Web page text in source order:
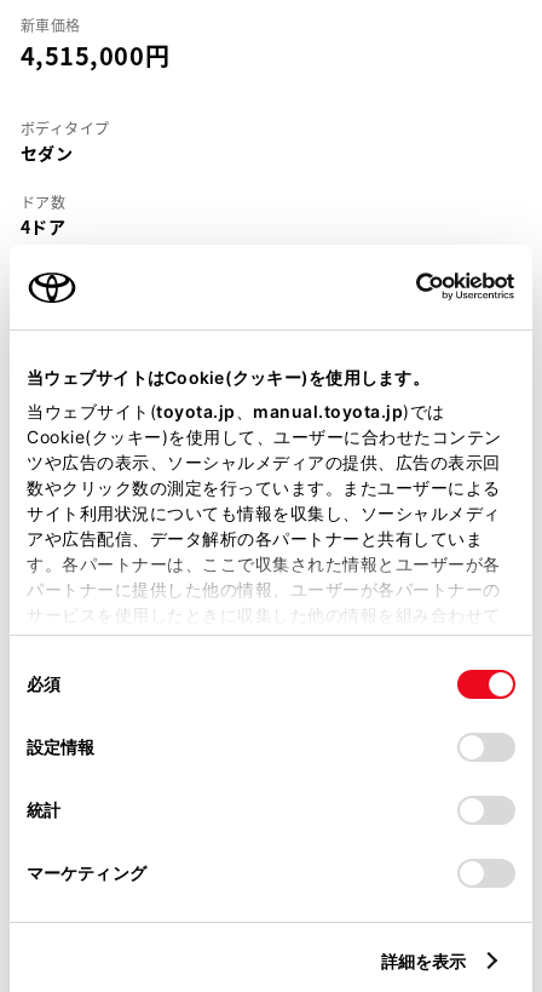
当ウェブサイトはCookie(クッキー)を使用します。
当ウェブサイト(toyota.jp manual.toyota.jp)では
Cookie(クッキー)を使用して、ユーザーに合わせたコンテン
ツや広告の表示、ソーシャルメディアの提供、広告の表示回
数やクリック数の測定を行っています。またユーザーによる
サイト利用状況についても情報を収集し、ソーシャルメディ
アや広告配信、データ解析の各パートナーと共有していま
す。各パートナーは、ここで収集された情報とユーザーが各
パートナーに提供した他の情報、ユーザーが各パートナーの
サービスを使用したときに収集した他の情報を組み合わせて
使用することがあります。当ウェブサイトの使用を続行する
デバイスにすべてのCookie(クッキー)が保存されることに同
意したことになります。Cookie(クッキー)のオプトアウト、
設定の変更、同意を撤回したりするにあたっては、当社の
「Cookie（クッキー）情報の取り扱いについて
」をご覧くだ
必須
設定情報
統計
マーケティング
詳細を表示
新車価格
4,515,000
ボディタイプ
セダン
ドア数
4ドア
乗車定員
5名
TA-JZS177
全長 ×全幅 × 全高
4900×1795×1465mm
ホイールベース ※1
2800mm
トレッド前／後
1535/1510mm
2050
1660kg